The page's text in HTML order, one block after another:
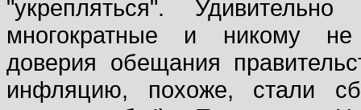
"укрепляться".
многократные и никому
доверия обещания
инфляцию, похоже, стали